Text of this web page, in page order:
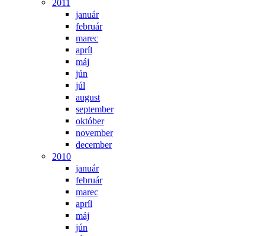
2011
január
február
marec
apríl
máj
jún
júl
august
september
október
november
december
2010
január
február
marec
apríl
máj
jún